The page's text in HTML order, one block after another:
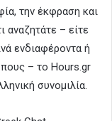
την έκφραση και
αναζητάτε – είτε
ενδιαφέροντα ή
– το Hours.gr
συνομιλία.